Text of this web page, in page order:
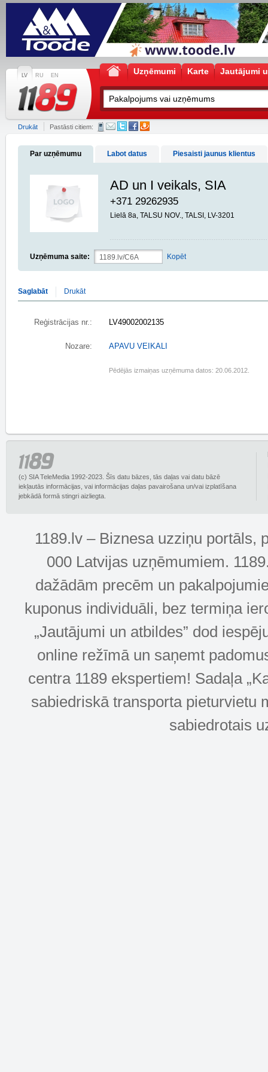
LV RU EN Uzņēmumi Karte Jautājumi
Drukāt Pastāsti citiem:
Par uzņēmumu Labot datus Piesaisti jaunus klientus
AD un I veikals, SIA
+371 29262935
Lielā 8a, TALSU NOV., TALSI, LV-3201
Uzņēmuma saite: Kopēt
Saglabāt Drukāt
Reģistrācijas nr.: LV49002002135
Nozare: APAVU VEIKALI
Pēdējās izmaiņas uzņēmuma datos: 20.06.2012.
(c) SIA TeleMedia 1992-2023. Šīs datu bāzes, tās daļas vai datu bāzē
iekļautās informācijas, vai informācijas daļas pavairošana un/vai izplatīšana
jebkādā formā stingri aizliegta.
1189.lv – Biznesa uzziņu portāls,
000 Latvijas uzņēmumiem.
dažādām precēm un
kuponus individuāli, bez termiņa
„Jautājumi un atbildes” dod
online režīmā un saņemt
centra 1189 ekspertiem! Sadaļa
sabiedriskā transporta pieturvietu
sabiedrotais